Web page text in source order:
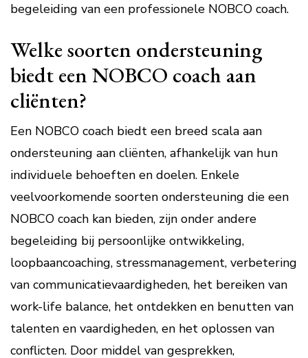
begeleiding van een professionele NOBCO coach.
Welke soorten ondersteuning
biedt een NOBCO coach aan
cliënten?
Een NOBCO coach biedt een breed scala aan
ondersteuning aan cliënten, afhankelijk van hun
individuele behoeften en doelen. Enkele
veelvoorkomende soorten ondersteuning die een
NOBCO coach kan bieden, zijn onder andere
begeleiding bij persoonlijke ontwikkeling,
loopbaancoaching, stressmanagement, verbetering
van communicatievaardigheden, het bereiken van
work-life balance, het ontdekken en benutten van
talenten en vaardigheden, en het oplossen van
conflicten. Door middel van gesprekken,